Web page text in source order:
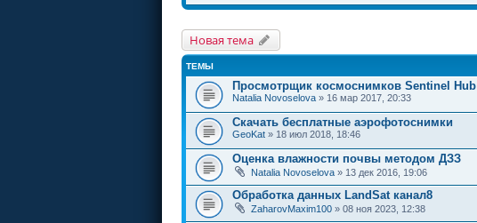
Новая тема
ТЕМЫ
Просмотрщик космоснимков Sentinel Hub
Natalia Novoselova » 16 мар 2017, 20:33
Скачать бесплатные аэрофотоснимки
GeoKat » 18 июл 2018, 18:46
Оценка влажности почвы методом ДЗЗ
Natalia Novoselova » 13 дек 2016, 19:06
Обработка данных LandSat канал8
ZaharovMaxim100 » 08 ноя 2023, 12:38